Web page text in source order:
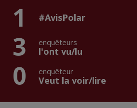
1 #AvisPolar
3 enquêteurs
l'ont vu/lu
0 enquêteur
Veut la voir/lire